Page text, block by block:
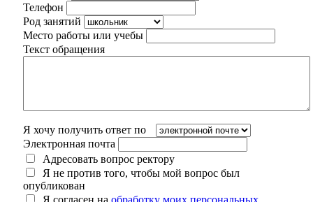
Телефон
Род занятий
Место работы или учебы
Текст обращения
Я хочу получить ответ по
Электронная почта
Адресовать вопрос ректору
Я не против того, чтобы мой вопрос был
опубликован